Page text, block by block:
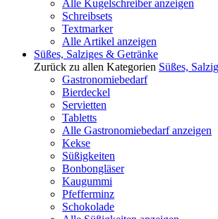
Alle Kugelschreiber anzeigen
Schreibsets
Textmarker
Alle Artikel anzeigen
Süßes, Salziges & Getränke
Zurück zu allen Kategorien Süßes,
Gastronomiebedarf
Bierdeckel
Servietten
Tabletts
Alle Gastronomiebedarf anzeigen
Kekse
Süßigkeiten
Bonbongläser
Kaugummi
Pfefferminz
Schokolade